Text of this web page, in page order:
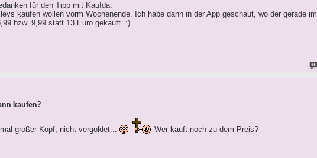
für den Tipp mit Kaufda.
kaufen wollen vorm Wochenende. Ich habe dann in der App geschaut, wo der gerade im
bzw. 9,99 statt 13 Euro gekauft. :)
kaufen?
großer Kopf, nicht vergoldet... Wer kauft noch zu dem Preis?